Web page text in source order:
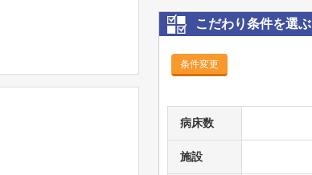
こだわり条件を選ぶ
条件変更
病床数
施設